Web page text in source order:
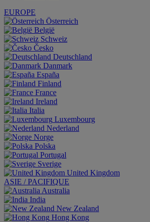
EUROPE
Österreich
België
Schweiz
Česko
Deutschland
Danmark
España
Finland
France
Ireland
Italia
Luxembourg
Nederland
Norge
Polska
Portugal
Sverige
United Kingdom
ASIE / PACIFIQUE
Australia
India
New Zealand
Hong Kong